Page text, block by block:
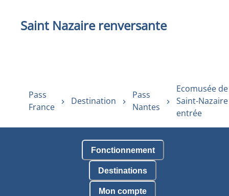
Saint Nazaire renversante
Pass
France
Destination
Pass
Nantes
Ecomusée de
Saint-
entrée
Fonctionnement
Destinations
Mon compte